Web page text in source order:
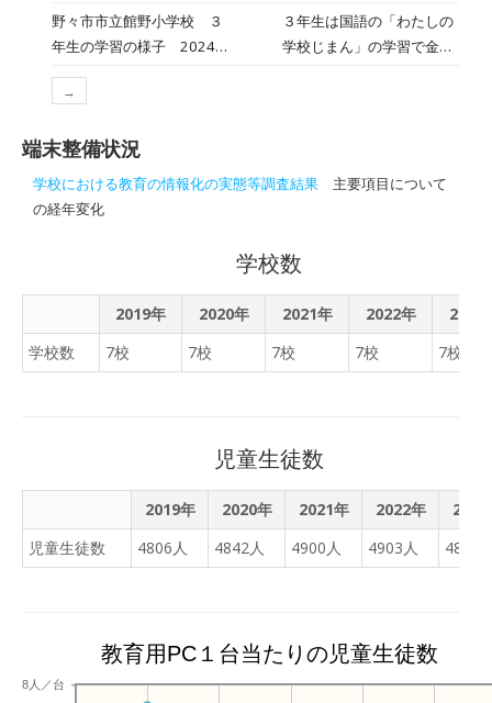
大容量の通信ネットワーク
を整備いたしました。 野々
3年3月に1人1台のタブレ
へのチャレンジを続けてき
ました。 令和5年度には、
7校の代表者が中心となっ
て、「子どもによるルール
づくり」の活動を通して、
Webミーティングやクラウ
2nd（セカンド）』 という
た。 市内のすべての小中学
生が、ICT機器の良い使い
手になれるように、そして
をしよう、という願いが込
められています。 学校を通
は石川先生によるDXに関す
る講義です。 あらゆるもの
がアナログからデジタルに
ではなくAIモデルを改造し
野を開拓していく人が求め
ました。 生徒からも沢山の
質問が出てきました。 後藤
先生には具体的な大学での
学の先生方に熱心に質問を
していました。 ７限目は小
形先生による「プログラミ
ング実習」です。 ２年生約
３００名でプログラミング
あっという間の１時間でし
た。 実習前は、プログラミ
ングに苦手意識を持ってい
奏 2年生の体育 5年生の理
科、電流の流れ 5年生の家
野々市市立館野小学校 ３
年生の学習の様子 2024
３年生は国語の「わたしの
学校じまん」の学習で金沢
さを伝えるために準備や練
習をがんばってきました。
行り風邪で欠席児童が多く
なってしまいました。その
ようなトラブルの中、グル
ープのメンバーと協力して
最後までやり切りがんばる
→
端末整備状況
学校における教育の情報化の実態等調査結果 主要項目について
の経年変化
学校数
2019年 2020年 2021年 2022年
2023
学校数
7校 7校 7校 7校 7校
児童生徒数
2019年 2020年 2021年 2022年
2023
児童生徒数
4806人 4842人 4900人 4903人 4818
教育用PC１台当たりの児童生徒数
8人／台